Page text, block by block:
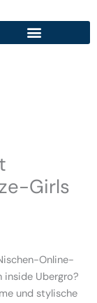
Girls
Online-
inside Ubergro?
und stylische